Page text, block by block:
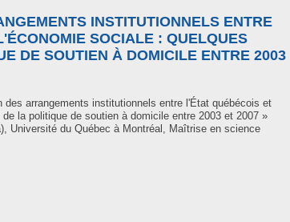
INSTITUTIONNELS ENTRE
SOCIALE : QUELQUES
DE SOUTIEN À DOMICILE ENTRE 2003
des arrangements institutionnels entre l'État québécois et
la politique de soutien à domicile entre 2003 et 2007 »
Université du Québec à Montréal, Maîtrise en science